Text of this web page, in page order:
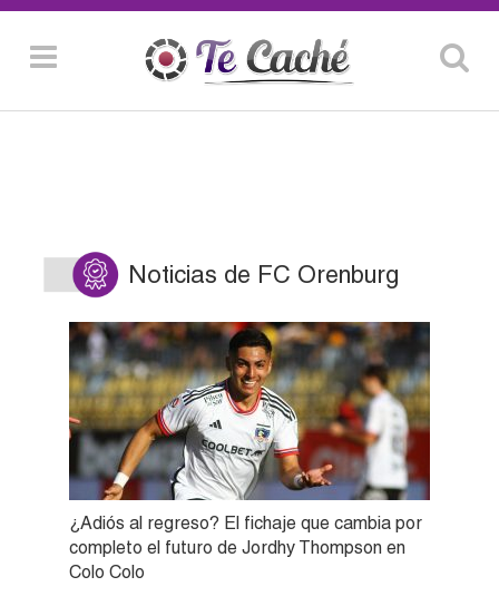
Noticias de FC Orenburg
¿Adiós al regreso? El fichaje que cambia por
completo el futuro de Jordhy Thompson en
Colo Colo